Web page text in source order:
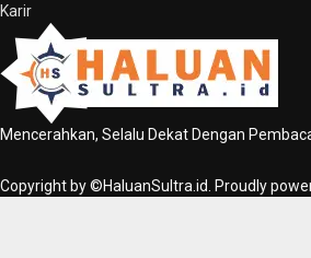
Karir
Mencerahkan, Selalu Dekat Dengan
Copyright by ©HaluanSultra.id. Proudly